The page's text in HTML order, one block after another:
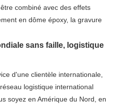
combiné avec des effets
en dôme époxy, la gravure
sans faille, logistique
d'une clientèle internationale,
logistique international
soyez en Amérique du Nord, en